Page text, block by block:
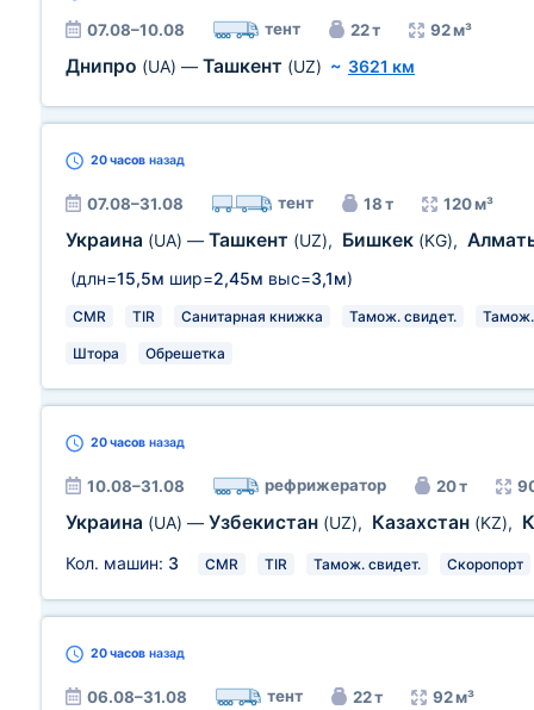
07.08–10.08 тент 22 т 92 м³
Днипро (UA) — Ташкент (UZ) ~ 3621 км
20 часов назад
07.08–31.08 тент 18 т 120 м³
Украина (UA) — Ташкент (UZ), Бишкек (KG),
(длн=15,5м шир=2,45м выс=3,1м)
CMR TIR Санитарная книжка Тамож. свидет. Тамож.
Штора Обрешетка
20 часов назад
10.08–31.08 рефрижератор 20 т
Украина (UA) — Узбекистан (UZ), Казахстан (KZ),
Кол. машин: 3 CMR TIR Тамож. свидет. Скоропорт
20 часов назад
06.08–31.08 тент 22 т 92 м³